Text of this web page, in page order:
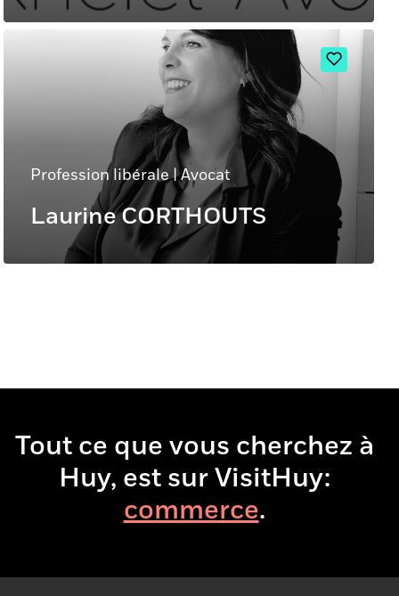
Profession libérale|Avocat
Laurine CORTHOUTS
Tout ce que vous cherchez à
Huy, est sur VisitHuy:comm